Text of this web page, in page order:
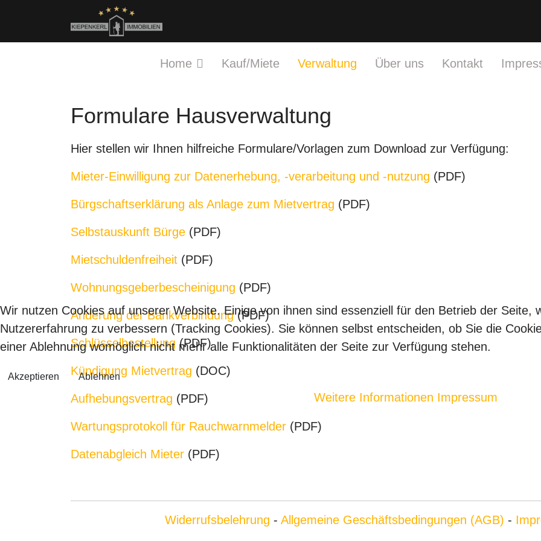
Home Kauf/Miete Verwaltung Über uns Kontakt
Formulare Hausverwaltung
Hier stellen wir Ihnen hilfreiche Formulare/Vorlagen zum Download zur Verfügung:
Mieter-Einwilligung zur Datenerhebung, -verarbeitung und -nutzung (PDF)
Bürgschaftserklärung als Anlage zum Mietvertrag (PDF)
Selbstauskunft Bürge (PDF)
Mietschuldenfreiheit (PDF)
Wohnungsgeberbescheinigung (PDF)
Änderung der Bankverbindung(PDF)
Schlüsselbestellung (PDF)
Kündigung Mietvertrag (DOC)
Aufhebungsvertrag (PDF)
Wartungsprotokoll für Rauchwarnmelder (PDF)
Datenabgleich Mieter (PDF)
Widerrufsbelehrung - Allgemeine Geschäftsbedingungen (AGB) -
Wir nutzen Cookies auf unserer Website. Einige von ihnen sind essenziell für den Betrieb der Seite,
Nutzererfahrung zu verbessern (Tracking Cookies). Sie können selbst entscheiden, ob Sie die
einer Ablehnung womöglich nicht mehr alle Funktionalitäten der Seite zur Verfügung stehen.
Akzeptieren Ablehnen
Weitere Informationen Impressum